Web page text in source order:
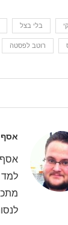
בלי בצל
רוטב לפסטה
אסף
למד